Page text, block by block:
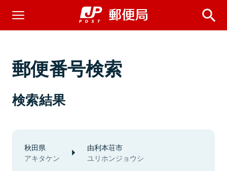
郵便番号検索
検索結果
秋田県
アキタケン
由利本荘市
ユリホンジョウシ